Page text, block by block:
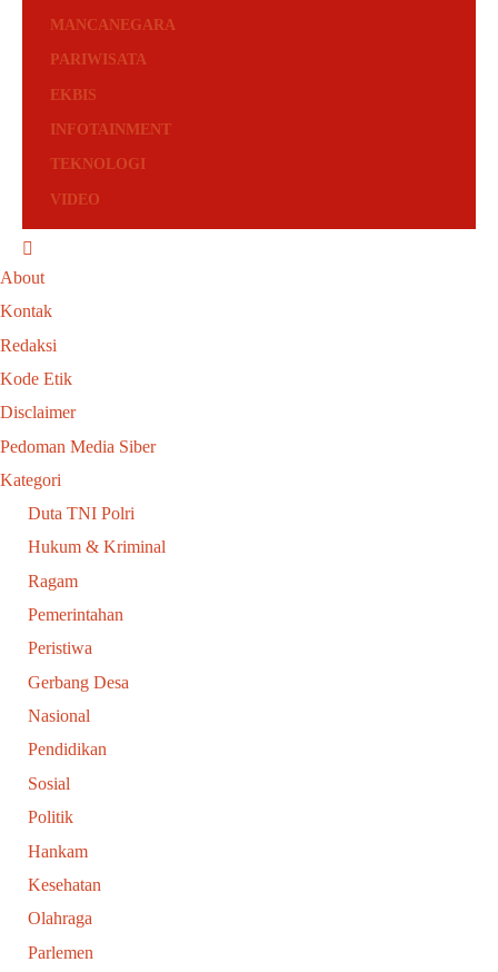
MANCANEGARA
PARIWISATA
EKBIS
INFOTAINMENT
TEKNOLOGI
VIDEO
About
Kontak
Redaksi
Kode Etik
Disclaimer
Pedoman Media Siber
Kategori
Duta TNI Polri
Hukum & Kriminal
Ragam
Pemerintahan
Peristiwa
Gerbang Desa
Nasional
Pendidikan
Sosial
Politik
Hankam
Kesehatan
Olahraga
Parlemen